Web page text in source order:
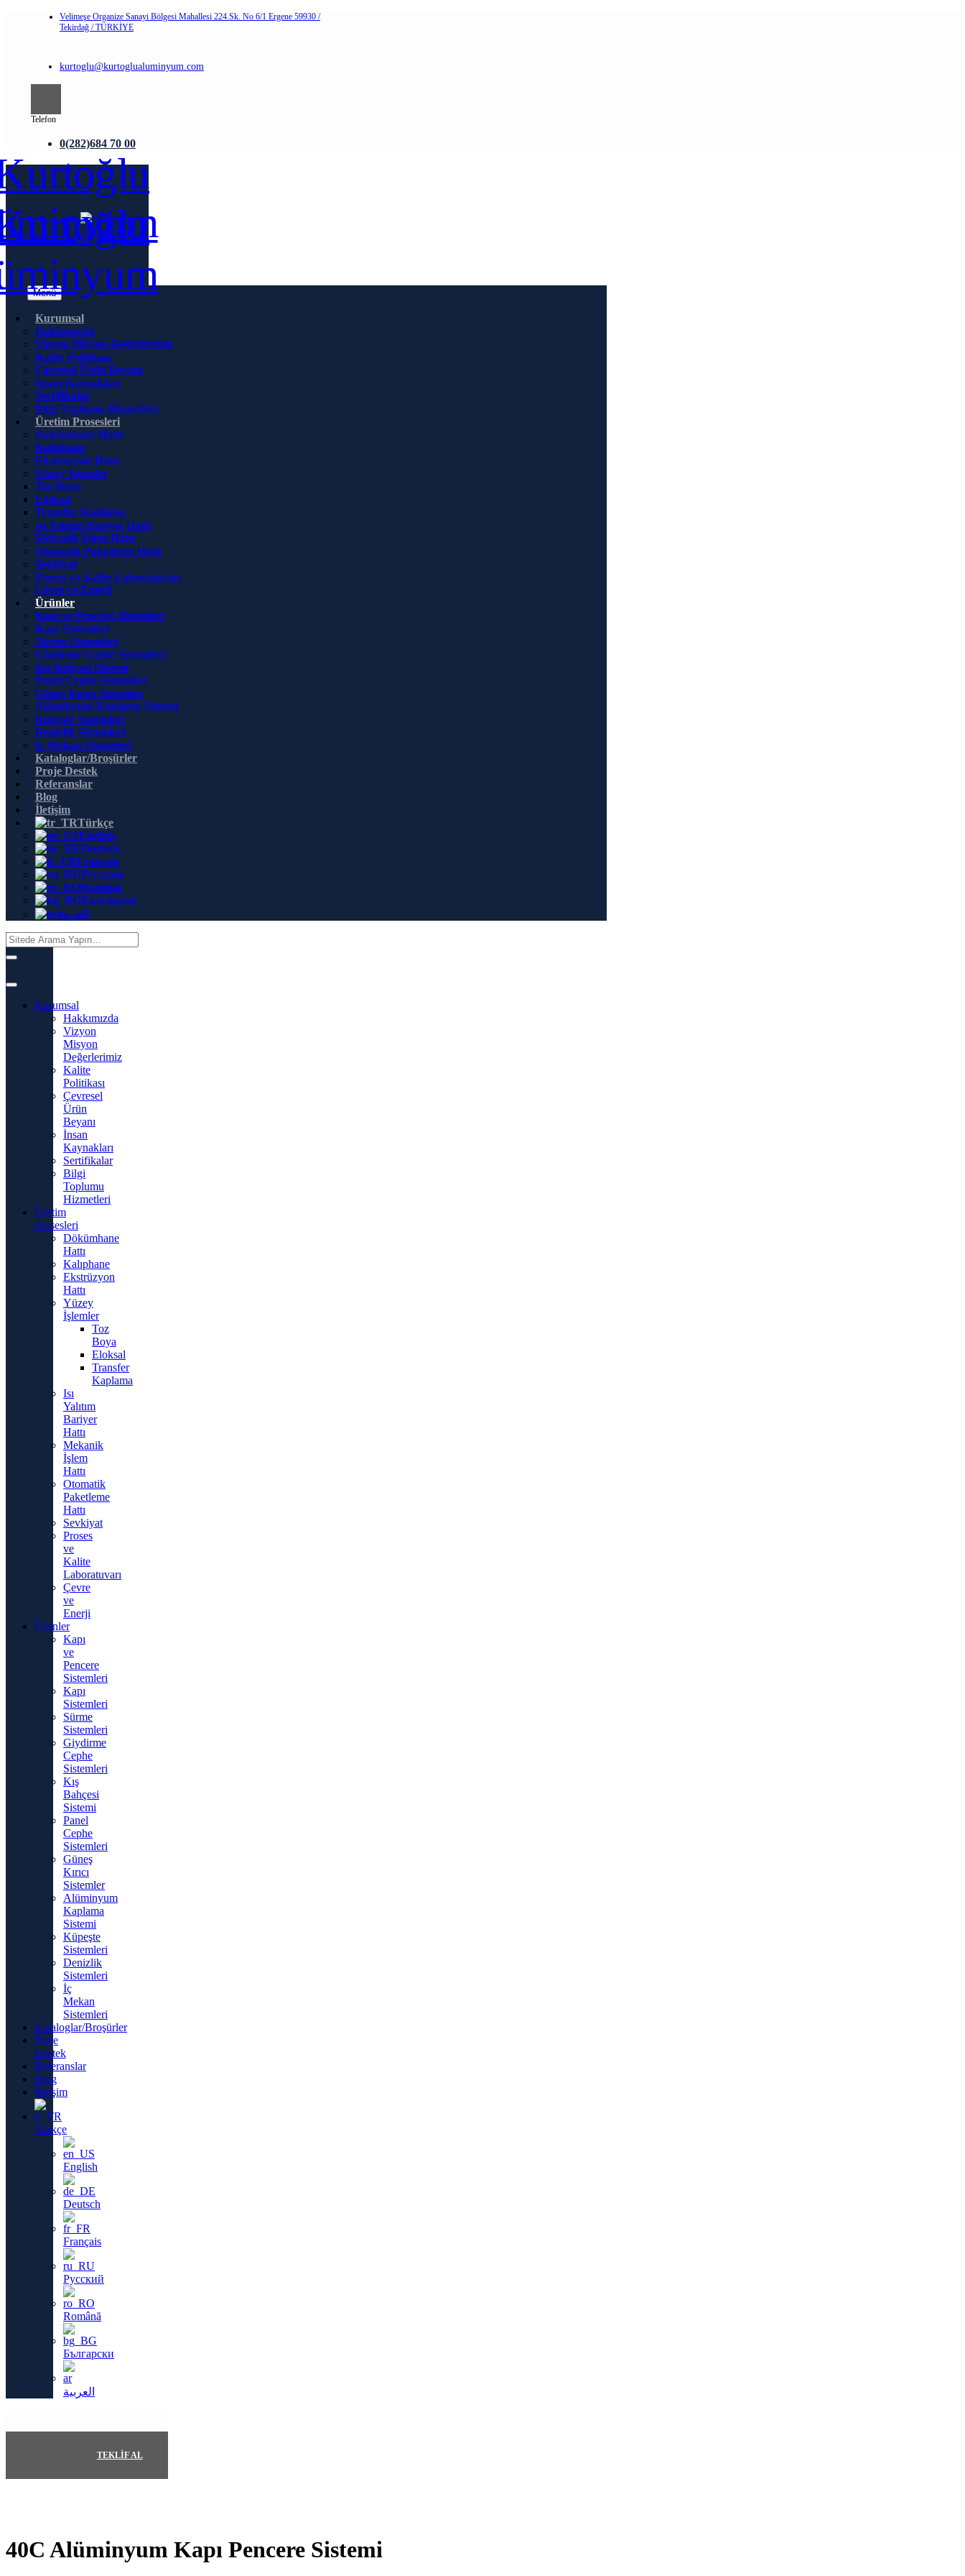
Velimeşe Organize Sanayi Bölgesi Mahallesi 224.Sk. No 6/1 Ergene 59930 /
Tekirdağ / TÜRKİYE
kurtoglu@kurtoglualuminyum.com
Telefon
0(282)684 70 00
Menü
Kurumsal
Hakkımızda
Vizyon Misyon Değerlerimiz
Kalite Politikası
Çevresel Ürün Beyanı
İnsan Kaynakları
Sertifikalar
Bilgi Toplumu Hizmetleri
Üretim Prosesleri
Dökümhane Hattı
Kalıphane
Ekstrüzyon Hattı
Yüzey İşlemler
Toz Boya
Eloksal
Transfer Kaplama
Isı Yalıtım Bariyer Hattı
Mekanik İşlem Hattı
Otomatik Paketleme Hattı
Sevkiyat
Proses ve Kalite Laboratuvarı
Çevre ve Enerji
Ürünler
Kapı ve Pencere Sistemleri
Kapı Sistemleri
Sürme Sistemleri
Giydirme Cephe Sistemleri
Kış Bahçesi Sistemi
Panel Cephe Sistemleri
Güneş Kırıcı Sistemler
Alüminyum Kaplama Sistemi
Küpeşte Sistemleri
Denizlik Sistemleri
İç Mekan Sistemleri
Kataloglar/Broşürler
Proje Destek
Referanslar
Blog
İletişim
Türkçe
English
Deutsch
Français
Русский
Română
Български
العربية
Kurumsal
Hakkımızda
Vizyon
Misyon
Değerlerimiz
Kalite
Politikası
Çevresel
Ürün
Beyanı
İnsan
Kaynakları
Sertifikalar
Bilgi
Toplumu
Hizmetleri
Üretim
Prosesleri
Dökümhane
Hattı
Kalıphane
Ekstrüzyon
Hattı
Yüzey
İşlemler
Toz
Boya
Eloksal
Transfer
Kaplama
Isı
Yalıtım
Bariyer
Hattı
Mekanik
İşlem
Hattı
Otomatik
Paketleme
Hattı
Sevkiyat
Proses
ve
Kalite
Laboratuvarı
Çevre
ve
Enerji
Ürünler
Kapı
ve
Pencere
Sistemleri
Kapı
Sistemleri
Sürme
Sistemleri
Giydirme
Cephe
Sistemleri
Kış
Bahçesi
Sistemi
Panel
Cephe
Sistemleri
Güneş
Kırıcı
Sistemler
Alüminyum
Kaplama
Sistemi
Küpeşte
Sistemleri
Denizlik
Sistemleri
İç
Mekan
Sistemleri
Kataloglar/Broşürler
Proje
Destek
Referanslar
Blog
İletişim
Türkçe
English
Deutsch
Français
Русский
Română
Български
العربية
TEKLIF AL
40C Alüminyum Kapı Pencere Sistemi